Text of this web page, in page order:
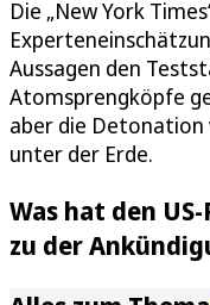
Die „New York
Aussagen den
Atomsprengköpfe
aber die
unter der Erde.
Was hat den
zu der